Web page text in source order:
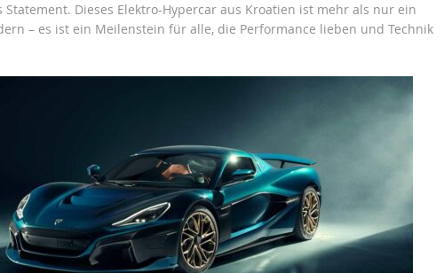
Statement. Dieses Elektro-Hypercar aus Kroatien ist mehr als nur ein
– es ist ein Meilenstein für alle, die Performance lieben und Technik